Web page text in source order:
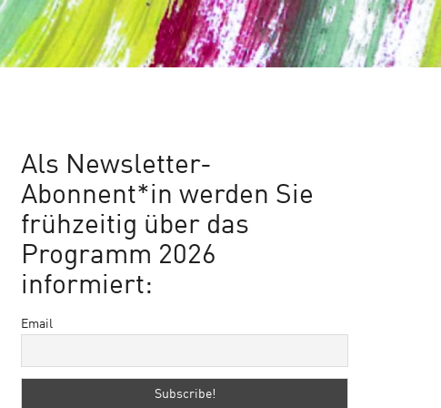
Als Newsletter-
Abonnent*in werden Sie
frühzeitig über das
Programm 2026
informiert:
Email